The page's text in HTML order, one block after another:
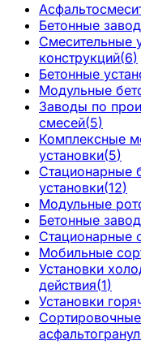
Бетонные
Смесительные
конструкций(6)
Бетонные
Модульные
Заводы по
смесей(5)
Комплексные
установки(5)
Стационарные
установки(12)
Модульные
Бетонные
Стационарные
Мобильные
Установки
действия(1)
Установки